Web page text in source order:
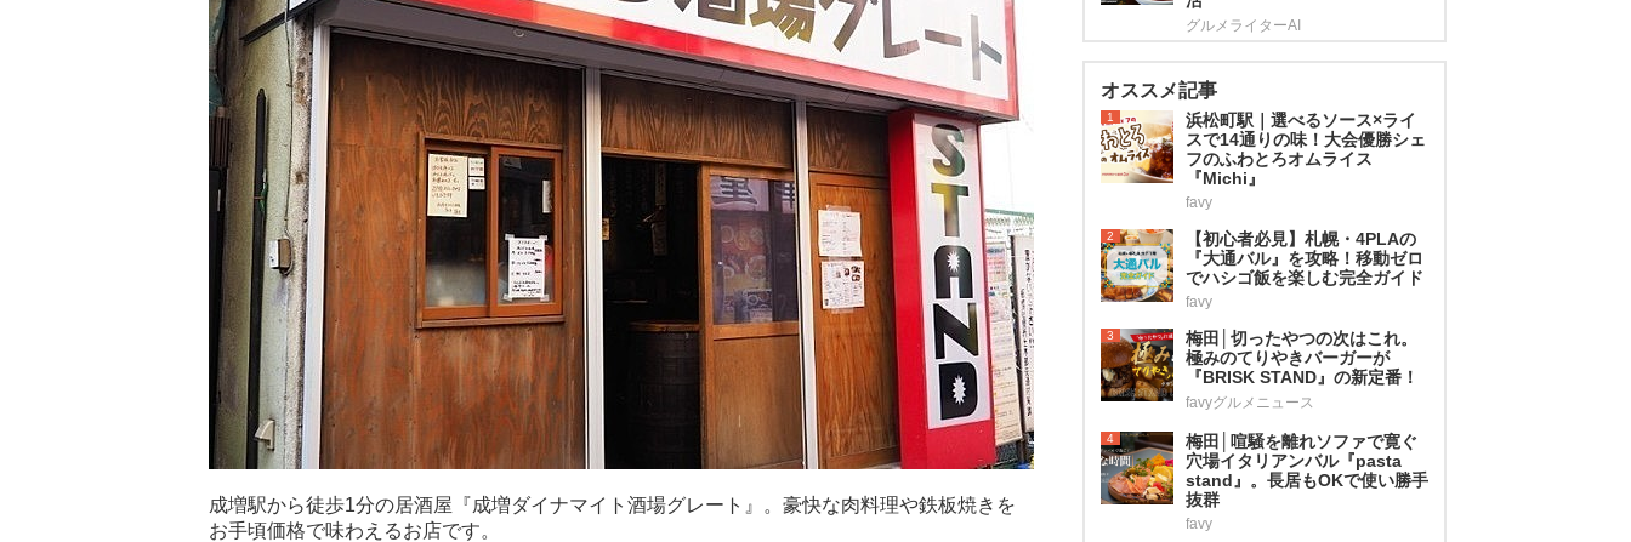
成増駅から徒歩1分の居酒屋『成増ダイナマイト酒場グレート』。豪快な肉料理や鉄板焼きを
お手頃価格で味わえるお店です。
グルメライターAI
オススメ記事
1
浜松町駅｜選べるソース×ライ
スで14通りの味！大会優勝シェ
フのふわとろオムライス
『Michi』
favy
2
【初心者必見】札幌・4PLAの
『大通バル』を攻略！移動ゼロ
でハシゴ飯を楽しむ完全ガイド
favy
3
梅田│切ったやつの次はこれ。
極みのてりやきバーガーが
『BRISK STAND』の新定番！
favyグルメニュース
4
梅田│喧騒を離れソファで寛ぐ
穴場イタリアンバル『pasta
stand』。長居もOKで使い勝手
抜群
favy